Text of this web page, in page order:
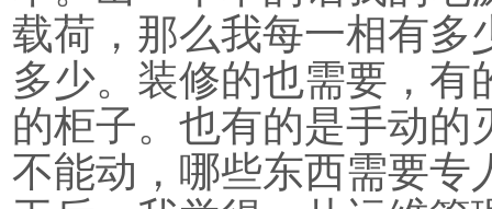
载荷，那么我每一相有多
多少。装修的也需要，
的柜子。也有的是手动
不能动，哪些东西需要专